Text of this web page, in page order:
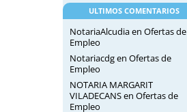
ULTIMOS COMENTARIOS
NotariaAlcudiaen Ofertas de
Empleo
Notariacdgen Ofertas de
Empleo
NOTARIA MARGARIT
VILADECANSen Ofertas de
Empleo